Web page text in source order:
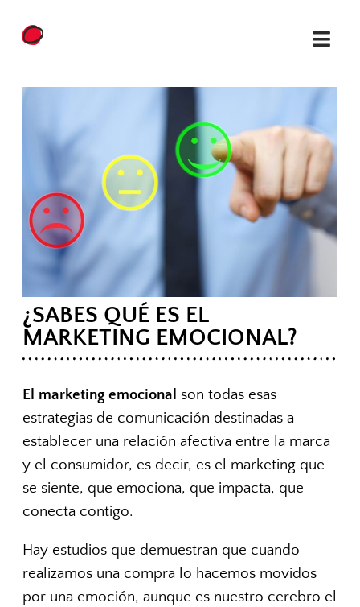
¿SABES QUÉ ES EL
MARKETING EMOCIONAL?
El marketing emocional son todas esas
estrategias de comunicación destinadas a
establecer una relación afectiva entre la marca
y el consumidor, es decir, es el marketing que
se siente, que emociona, que impacta, que
conecta contigo.
Hay estudios que demuestran que cuando
realizamos una compra lo hacemos movidos
por una emoción, aunque es nuestro cerebro el